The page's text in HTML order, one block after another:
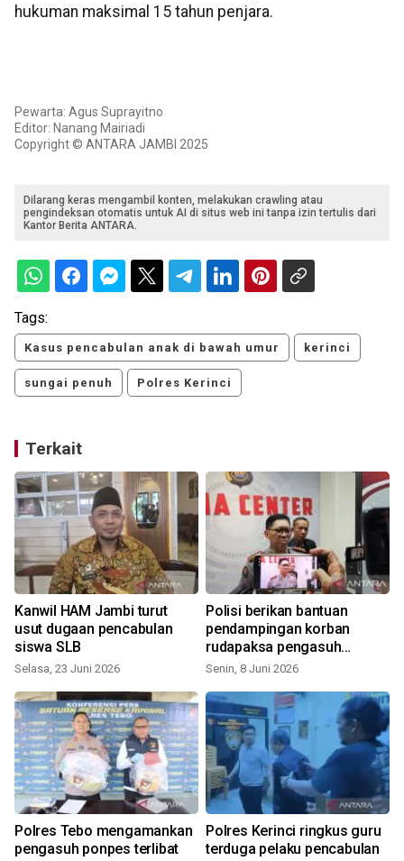
hukuman maksimal 15 tahun penjara.
Pewarta: Agus Suprayitno
Editor: Nanang Mairiadi
Copyright © ANTARA JAMBI 2025
Dilarang keras mengambil konten, melakukan crawling atau
pengindeksan otomatis untuk AI di situs web ini tanpa izin tertulis dari
Kantor Berita ANTARA.
Tags:
Kasus pencabulan anak di bawah umur kerinci
sungai penuh Polres Kerinci
Terkait
Kanwil HAM Jambi turut
usut dugaan pencabulan
siswa SLB
Selasa, 23 Juni 2026
Polisi berikan bantuan
pendampingan korban
rudapaksa pengasuh
ponpes
Senin, 8 Juni 2026
Polres Tebo mengamankan
pengasuh ponpes terlibat
Polres Kerinci ringkus guru
terduga pelaku pencabulan